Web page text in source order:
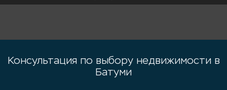
Консультация по выбору недвижимости в
Батуми